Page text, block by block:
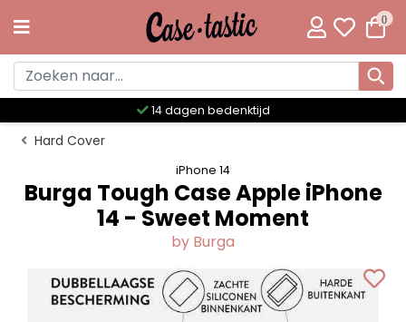
0
Meer dan 300 unieke designs
Hard Cover
iPhone 14
Burga Tough Case Apple iPhone
14 - Sweet Moment
by Burga